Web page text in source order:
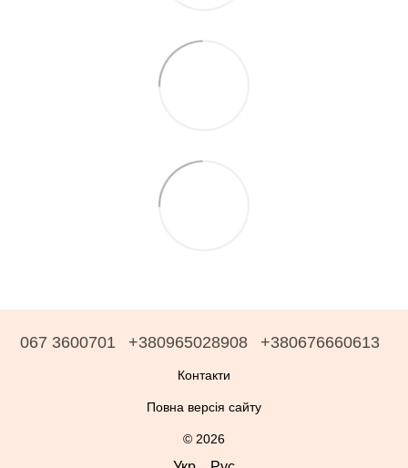
067 3600701 +380965028908 +380676660613
Контакти
Повна версія сайту
© 2026